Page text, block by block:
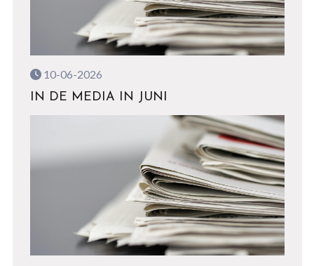
10-06-2026
IN DE MEDIA IN JUNI